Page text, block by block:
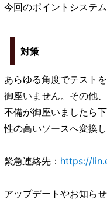
今回のポイントシステ
対策
あらゆる角度でテスト
御座いません。その他
不備が御座いましたら
性の高いソースへ変換
緊急連絡先： https://
アップデートやお知ら